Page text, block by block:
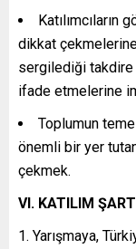
dikkat
sergilediği takdire
ifade etmelerine
Toplumun
önemli bir yer
çekmek.
VI. KATILIM
Yarışmaya,